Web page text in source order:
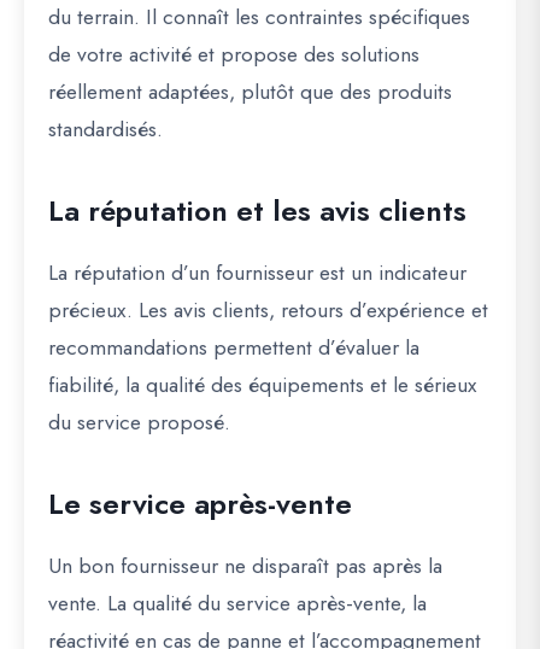
du terrain. Il connaît les contraintes spécifiques
de votre activité et propose des solutions
réellement adaptées, plutôt que des produits
standardisés.
La réputation et les avis clients
La réputation d’un fournisseur est un indicateur
précieux. Les avis clients, retours d’expérience et
recommandations permettent d’évaluer la
fiabilité, la qualité des équipements et le sérieux
du service proposé.
Le service après-vente
Un bon fournisseur ne disparaît pas après la
vente. La qualité du service après-vente, la
réactivité en cas de panne et l’accompagnement